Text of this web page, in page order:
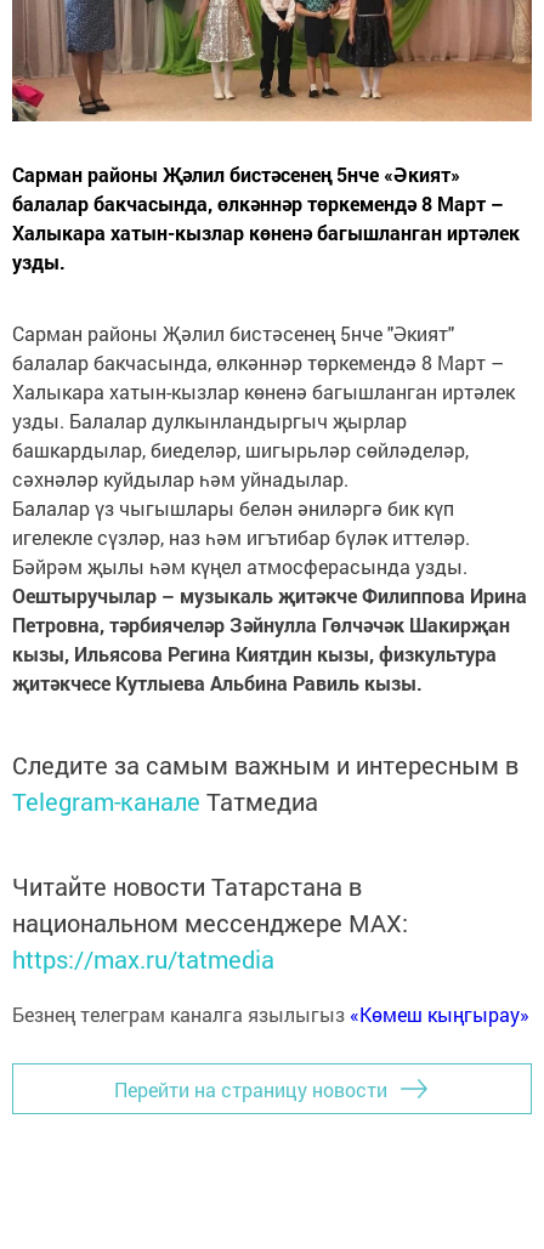
Сарман районы Җәлил бистәсенең 5нче «Әкият»
балалар бакчасында, өлкәннәр төркемендә 8 Март –
Халыкара хатын-кызлар көненә багышланган иртәлек
узды.
Сарман районы Җәлил бистәсенең 5нче "Әкият"
балалар бакчасында, өлкәннәр төркемендә 8 Март –
Халыкара хатын-кызлар көненә багышланган иртәлек
узды. Балалар дулкынландыргыч җырлар
башкардылар, биеделәр, шигырьләр сөйләделәр,
сәхнәләр куйдылар һәм уйнадылар.
Балалар үз чыгышлары белән әниләргә бик күп
игелекле сүзләр, наз һәм игътибар бүләк иттеләр.
Бәйрәм җылы һәм күңел атмосферасында узды.
Оештыручылар – музыкаль җитәкче Филиппова Ирина
Петровна, тәрбиячеләр Зәйнулла Гөлчәчәк Шакирҗан
кызы, Ильясова Регина Киятдин кызы,физкультура
җитәкчесе Кутлыева Альбина Равиль кызы.
Следите за самым важным и интересным в
Telegram-канале Татмедиа
Читайте новости Татарстана в
национальном мессенджере MАХ:
https://max.ru/tatmedia
Безнең телеграм каналга язылыгыз «Көмеш кыңгырау»
Перейти на страницу новости